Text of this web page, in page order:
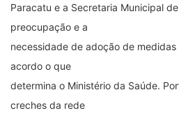
Paracatu e a Secretaria Municipal
preocupação e a
necessidade de adoção de
acordo o que
determina o Ministério da Saúde.
creches da rede